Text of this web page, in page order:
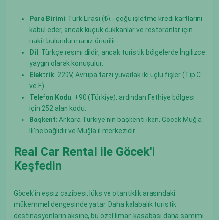
Para Birimi: Türk Lirası (₺) - çoğu işletme kredi kartlarını
kabul eder, ancak küçük dükkanlar ve restoranlar için
nakit bulundurmanız önerilir.
Dil : Türkçe resmi dildir, ancak turistik bölgelerde İngilizce
yaygın olarak konuşulur.
Elektrik: 220V, Avrupa tarzı yuvarlak iki uçlu fişler (Tip C
ve F).
Telefon Kodu: +90 (Türkiye), ardından Fethiye bölgesi
için 252 alan kodu.
Başkent: Ankara Türkiye'nin başkenti iken, Göcek Muğla
İli'ne bağlıdır ve Muğla il merkezidir.
Real Car Rental ile Göcek'i
Keşfedin
Göcek'in eşsiz cazibesi, lüks ve otantiklik arasındaki
mükemmel dengesinde yatar. Daha kalabalık turistik
destinasyonların aksine, bu özel liman kasabası daha samimi